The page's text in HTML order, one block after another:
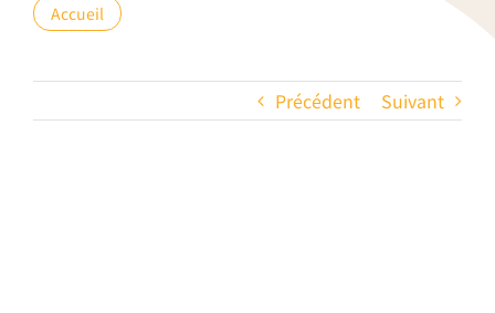
Accueil
Précédent Suivant